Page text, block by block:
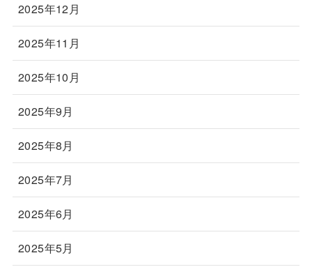
2025年12月
2025年11月
2025年10月
2025年9月
2025年8月
2025年7月
2025年6月
2025年5月